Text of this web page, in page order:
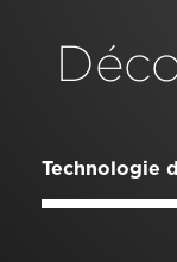
Technologie